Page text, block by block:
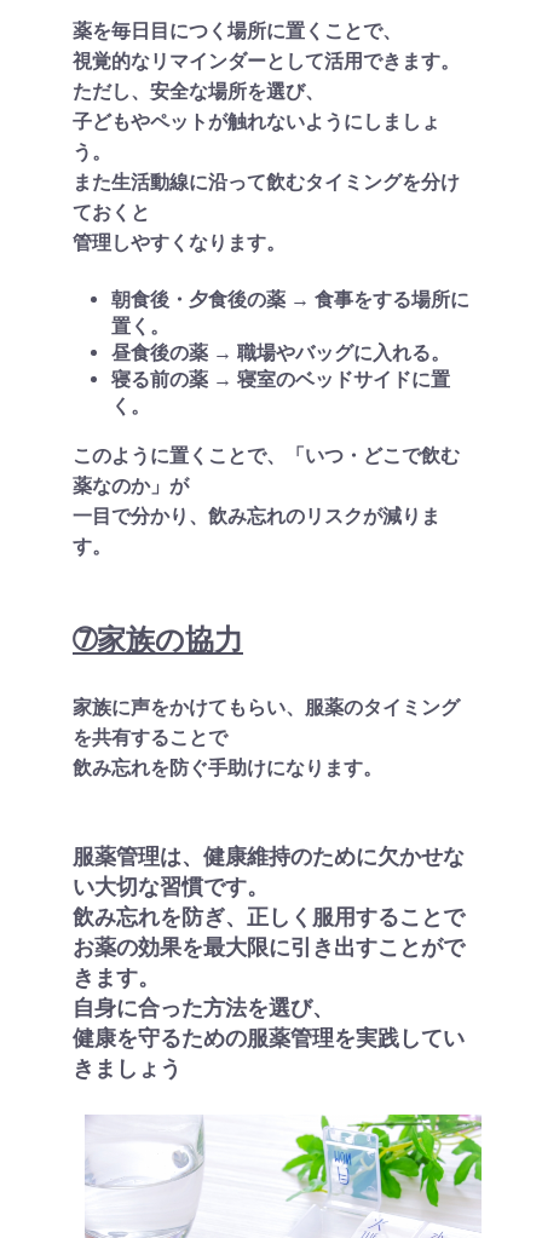
薬を毎日目につく場所に置くことで、
視覚的なリマインダーとして活用できます。
ただし、安全な場所を選び、
子どもやペットが触れないようにしましょ
う。
また生活動線に沿って飲むタイミングを分け
ておくと
管理しやすくなります。
朝食後・夕食後の薬 → 食事をする場所に
置く。
昼食後の薬 → 職場やバッグに入れる。
寝る前の薬 → 寝室のベッドサイドに置
く。
このように置くことで、「いつ・どこで飲む
薬なのか」が
一目で分かり、飲み忘れのリスクが減りま
す。
➆家族の協力
家族に声をかけてもらい、服薬のタイミング
を共有することで
飲み忘れを防ぐ手助けになります。
服薬管理は、健康維持のために欠かせな
い大切な習慣です。
飲み忘れを防ぎ、正しく服用することで
お薬の効果を最大限に引き出すことがで
きます。
自身に合った方法を選び、
健康を守るための服薬管理を実践してい
きましょう